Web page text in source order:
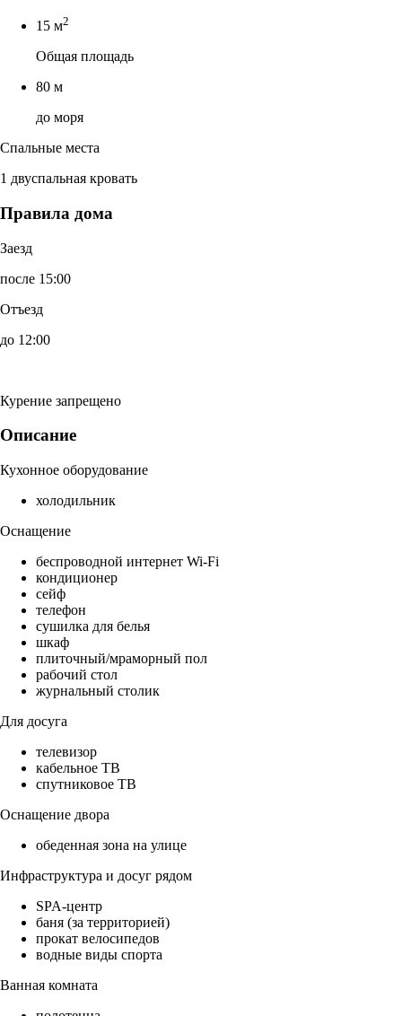
15 м2
Общая площадь
80 м
до моря
Спальные места
1 двуспальная кровать
Правила дома
Заезд
после 15:00
Отъезд
до 12:00
Курение запрещено
Описание
Кухонное оборудование
холодильник
Оснащение
беспроводной интернет Wi-Fi
кондиционер
сейф
телефон
сушилка для белья
шкаф
плиточный/мраморный пол
рабочий стол
журнальный столик
Для досуга
телевизор
кабельное ТВ
спутниковое ТВ
Оснащение двора
обеденная зона на улице
Инфраструктура и досуг рядом
SPA-центр
баня (за территорией)
прокат велосипедов
водные виды спорта
Ванная комната